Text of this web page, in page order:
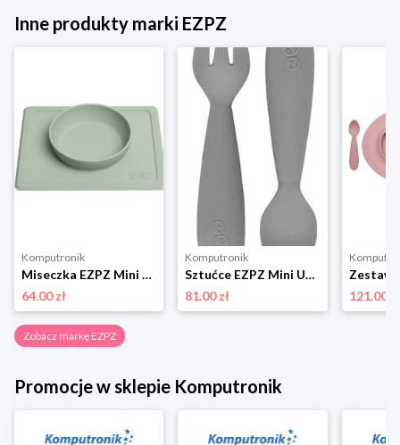
Inne produkty marki EZPZ
Komputronik
Miseczka EZPZ Mini Bowl 2w1 + Podkładka pastelowy zielony
64.00 zł
Komputronik
Sztućce EZPZ Mini Utensils szary
81.00 zł
121.00 zł
Zobacz markę EZPZ
Promocje w sklepie Komputronik